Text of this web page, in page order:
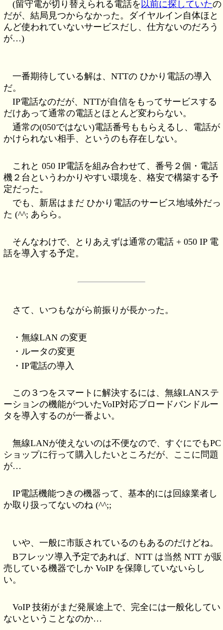
(留守電が切り替えられる電話を 以前に探していたの
だが、結局見つからなかった。ダイヤルイン自体ほと
んど使われていないサービスだし、仕方ないのだろう
が…)
一番期待している解は、NTTの ひかり電話の導入
だ。
IP電話なのだが、NTTが自信をもってサービスする
だけあって通常の電話とほとんど変わらない。
通常の(050ではない)電話番号ももらえるし、電話が
かけられない相手、というのも存在しない。
これと 050 IP電話を組み合わせて、番号２個・電話
機２台というわかりやすい環境を、格安で構築する予
定だった。
でも、新居はまだ ひかり電話のサービス地域外だっ
た (^^; あらら。
そんなわけで、とりあえずは通常の電話 + 050 IP 電
話を導入する予定。
さて、いつもながら前振りが長かった。
・無線LAN の変更
・ルータの変更
・IP電話の導入
この３つをスマートに解決するには、無線LANステ
ーションの機能がついたVoIP対応ブロードバンドルー
タを導入するのが一番よい。
無線LANが使えないのは不便なので、すぐにでもPC
ショップに行って購入したいところだが、ここに問題
が…
IP電話機能つきの機器って、基本的には回線業者し
か取り扱ってないのね (^^;;
いや、一般に市販されているのもあるのだけどね。
Bフレッツ導入予定であれば、NTT は当然 NTT が販
売している機器でしか VoIP を保障していないらし
い。
VoIP 技術がまだ発展途上で、完全には一般化してい
ないということなのか…